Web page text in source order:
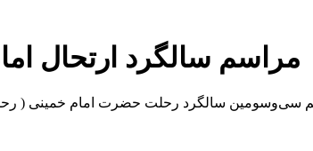
مراسم سالگرد ارتحال
سی‌وسومین سالگرد رحلت حضرت امام خمینی (